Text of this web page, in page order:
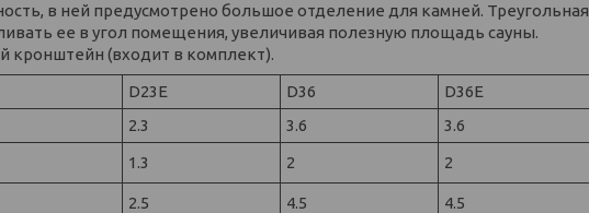
в ней предусмотрено большое отделение для камней. Треугольная
ее в угол помещения, увеличивая полезную площадь сауны.
кронштейн (входит в комплект).
D23E D36
D36E
2.3 3.6 3.6
1.3 2 2
2.5 4.5
4.5